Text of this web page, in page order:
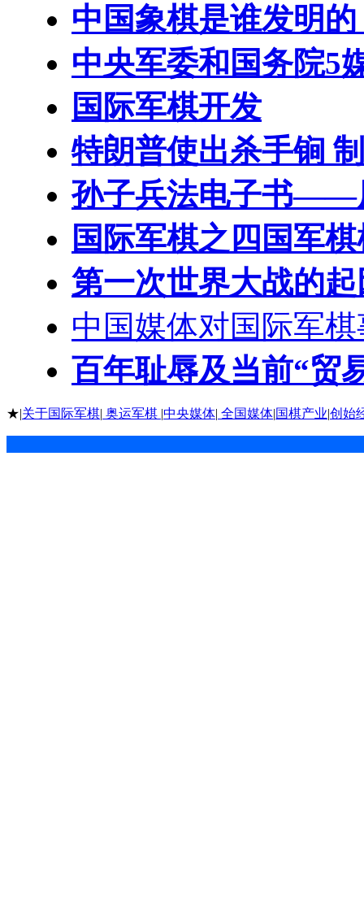
中国象棋是谁发明的
中央军委和国务院5
国际军棋开发
特朗普使出杀手锏
孙子兵法电子书——
国际军棋之四国军
第一次世界大战的
中国媒体对国际军
百年耻辱及当前“贸
★|关于国际军棋| 奥运军棋 |中央媒体| 全国媒体|国棋产业|创始